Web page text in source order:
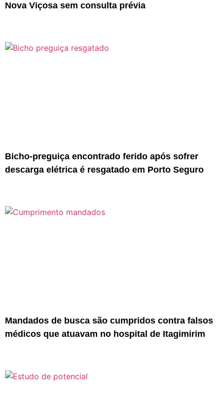
Nova Viçosa sem consulta prévia
Bicho-preguiça encontrado ferido após sofrer
descarga elétrica é resgatado em Porto Seguro
Mandados de busca são cumpridos contra falsos
médicos que atuavam no hospital de Itagimirim